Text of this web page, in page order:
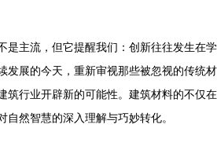
是主流，但它提醒我们：创新往往发生在学
发展的今天，重新审视那些被忽视的传统材
筑行业开辟新的可能性。建筑材料的不仅在
然智慧的深入理解与巧妙转化。